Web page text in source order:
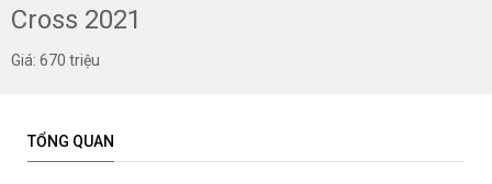
Cross 2021
Giá: 670 triệu
TỔNG QUAN